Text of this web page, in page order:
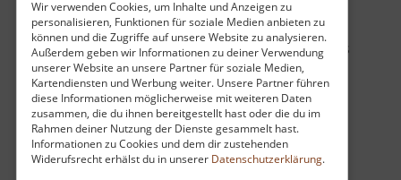
Wir verwenden Cookies, um Inhalte und Anzeigen zu
personalisieren, Funktionen für soziale Medien anbieten zu
können und die Zugriffe auf unsere Website zu analysieren.
Außerdem geben wir Informationen zu deiner Verwendung
unserer Website an unsere Partner für soziale Medien,
Kartendiensten und Werbung weiter. Unsere Partner führen
diese Informationen möglicherweise mit weiteren Daten
zusammen, die du ihnen bereitgestellt hast oder die du im
Rahmen deiner Nutzung der Dienste gesammelt hast.
Informationen zu Cookies und dem dir zustehenden
Widerufsrecht erhälst du in unserer Datenschutzerklärung.
Für Besucher ist besonders das Zusammenspiel
aus der landschaftlichen Einbettung und dem
historischen Charme reizvoll. Die Mühle dient als
ein Ort des Innehaltens, an dem man bei einem
Spaziergang die Verbindung zwischen der
bäuerlichen Tradition des Landes und der
heutigen Nutzung als Ausflugsziel erleben kann.
Die Umgebung bietet zudem vielfältige